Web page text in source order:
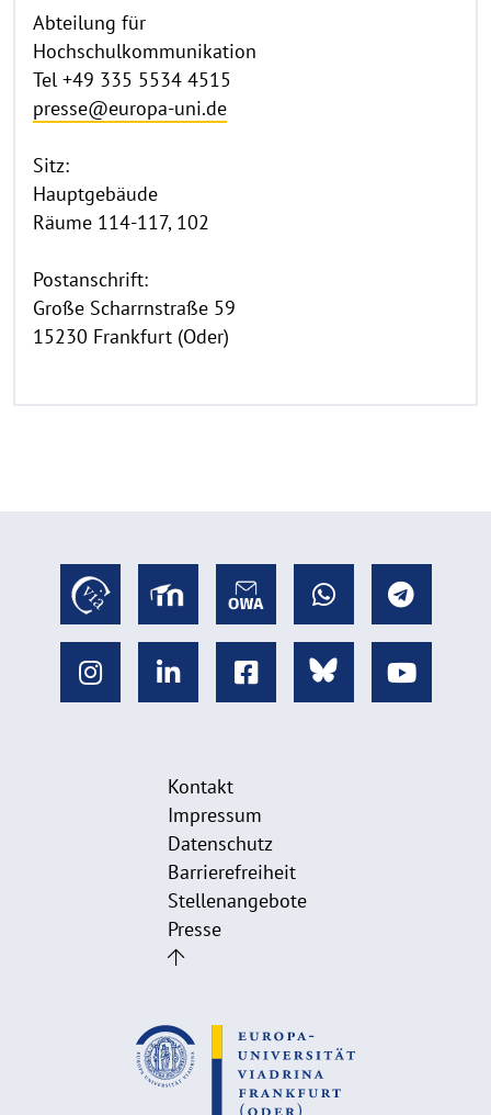
Abteilung für
Hochschulkommunikation
Tel +49 335 5534 4515
presse@europa-uni.de
Sitz:
Hauptgebäude
Räume 114-117, 102
Postanschrift:
Große Scharrnstraße 59
15230 Frankfurt (Oder)
Kontakt
Impressum
Datenschutz
Barrierefreiheit
Stellenangebote
Presse